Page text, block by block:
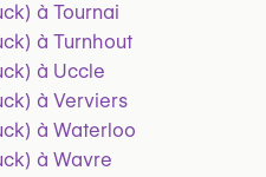
à Tournai
à Turnhout
à Uccle
à Verviers
à Waterloo
à Wavre